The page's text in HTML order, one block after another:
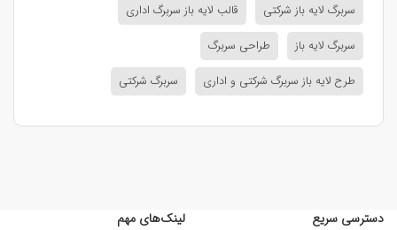
سربرگ لایه باز شرکتی
قالب لایه باز سربرگ اداری
سربرگ لایه باز
طراحی سربرگ
طرح لایه باز سربرگ شرکتی و اداری
سربرگ شرکتی
دسترسی سریع لینک‌های مهم